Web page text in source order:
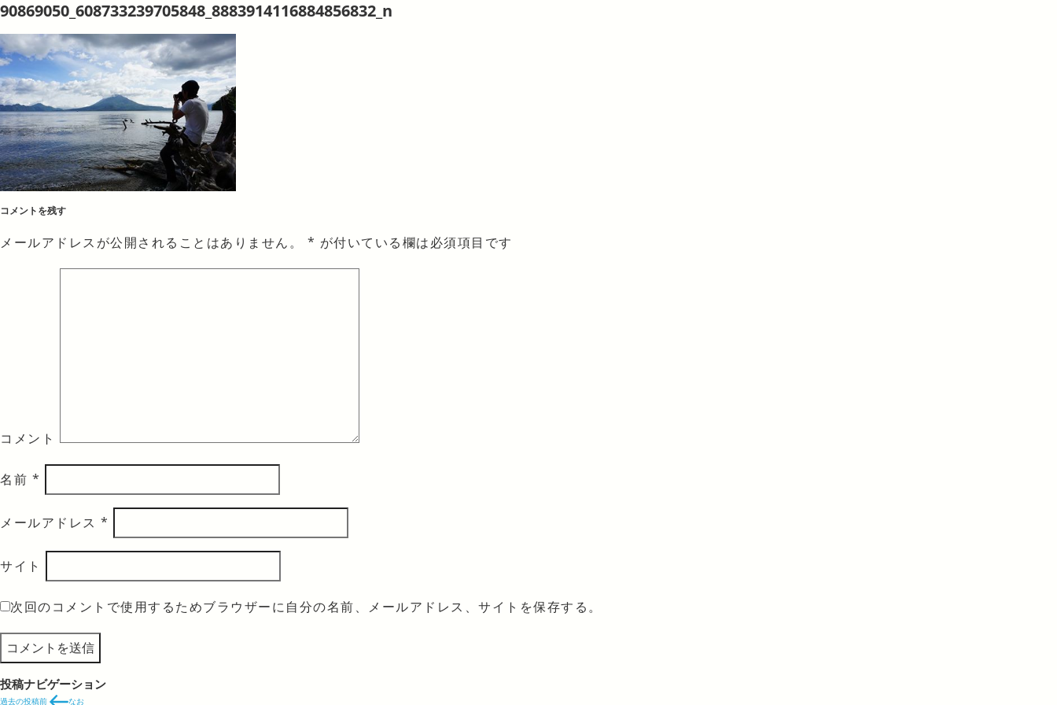
90869050_608733239705848_8883914116884856832_n
コメントを残す
メールアドレスが公開されることはありません。 * が付いている欄は必須項目です
コメント
名前 *
メールアドレス *
サイト
次回のコメントで使用するためブラウザーに自分の名前、メールアドレス、サイトを保存する。
投稿ナビゲーション
過去の投稿前 なお